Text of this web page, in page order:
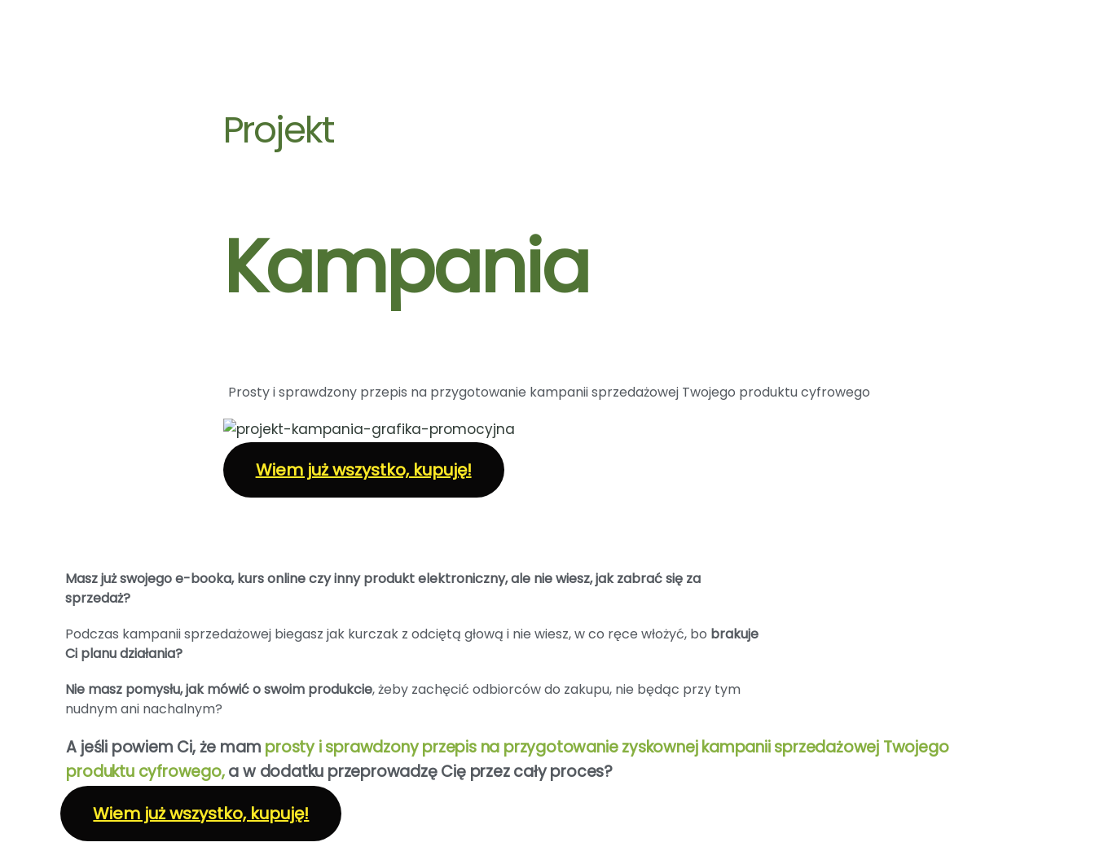
Projekt
Kampania
Prosty i sprawdzony przepis na przygotowanie kampanii sprzedażowej Twojego produktu cyfrowego
Wiem już wszystko, kupuję!
Masz już swojego e-booka, kurs online czy inny produkt elektroniczny, ale nie wiesz, jak zabrać się za
sprzedaż?
Podczas kampanii sprzedażowej biegasz jak kurczak z odciętą głową i nie wiesz, w co ręce włożyć, bo brakuje
Ci planu działania?
Nie masz pomysłu, jak mówić o swoim produkcie, żeby zachęcić odbiorców do zakupu, nie będąc przy tym
nudnym ani nachalnym?
A jeśli powiem Ci, że mam prosty i sprawdzony przepis na przygotowanie zyskownej kampanii sprzedażowej Twojego
produktu cyfrowego,a w dodatku przeprowadzę Cię przez cały proces?
Wiem już wszystko, kupuję!